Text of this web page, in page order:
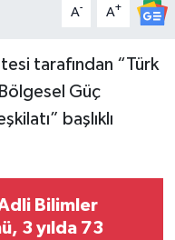
A- A+
tarafından “Türk
Bölgesel Güç
başlıklı
Adli Bilimler
3 yılda 73